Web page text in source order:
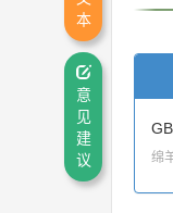
绵
本
意
见
建
议